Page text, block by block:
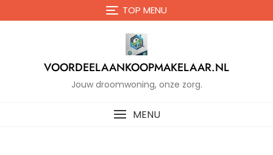
de
TOP MENU
VOORDEELAANKOOPMAKELAAR.NL
Jouw droomwoning, onze zorg.
MENU